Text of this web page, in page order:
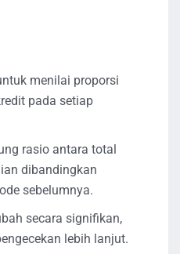
menilai proporsi
pada setiap
rasio antara total
dibandingkan
sebelumnya.
secara signifikan,
lebih lanjut.